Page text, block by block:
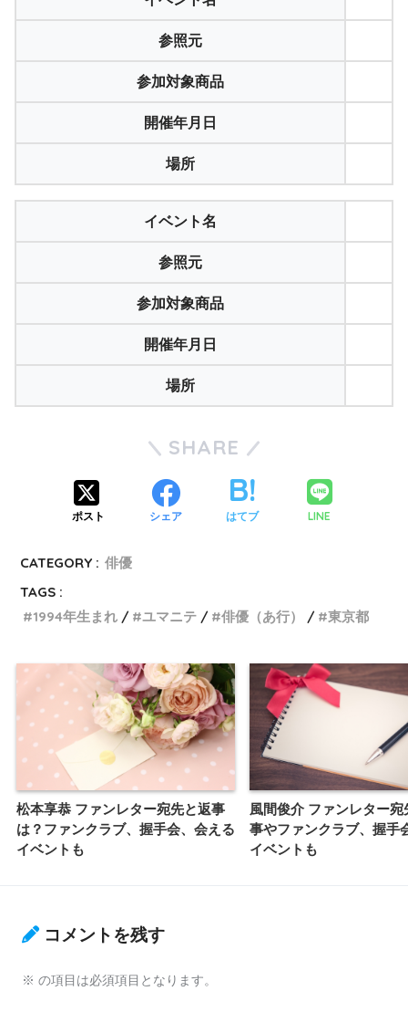
参照元
参加対象商品
開催年月日
場所
イベント名
参照元
参加対象商品
開催年月日
場所
SHARE
ポスト シェア はてブ LINE
CATEGORY : 俳優
TAGS :
1994年生まれ
ユマニテ 俳優（あ行） 東京都
松本享恭 ファンレター宛先と返事
は？ファンクラブ、握手会、会える
イベントも
風間俊介 ファンレター宛
事やファンクラブ、握手
イベントも
コメントを残す
※ の項目は必須項目となります。